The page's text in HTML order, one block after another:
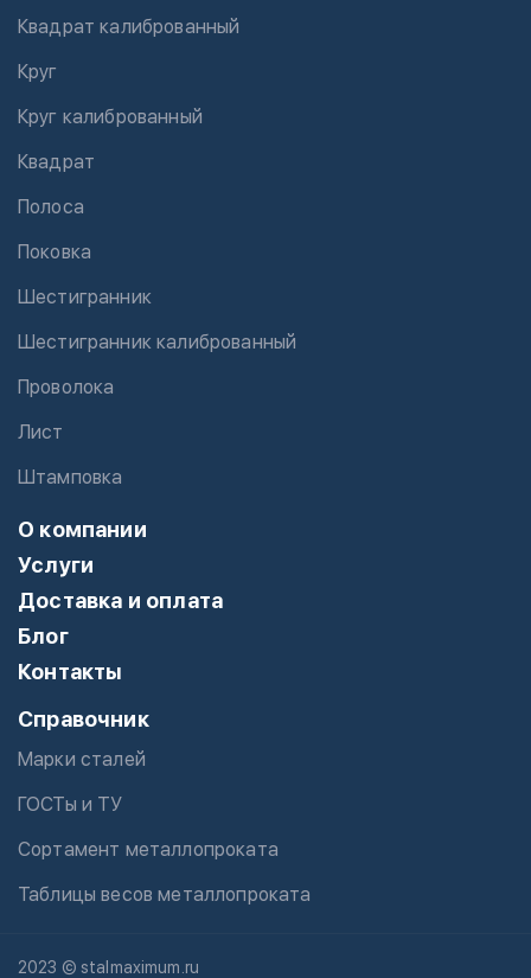
Квадрат калиброванный
Круг
Круг калиброванный
Квадрат
Полоса
Поковка
Шестигранник
Шестигранник калиброванный
Проволока
Лист
Штамповка
О компании
Услуги
Доставка и оплата
Блог
Контакты
Справочник
Марки сталей
ГОСТы и ТУ
Сортамент металлопроката
Таблицы весов металлопроката
2023 © stalmaximum.ru